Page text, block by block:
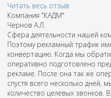
Читать весь отзыв
Компания "КАДМ"
Чернов A.Л.
Сфера деятельности нашей
Поэтому рекламный трафик
конвертацию. Когда мы
оперативно подготовлено
рекламе. После она так же
спустя всего несколько дней,
количество целевых звонков.